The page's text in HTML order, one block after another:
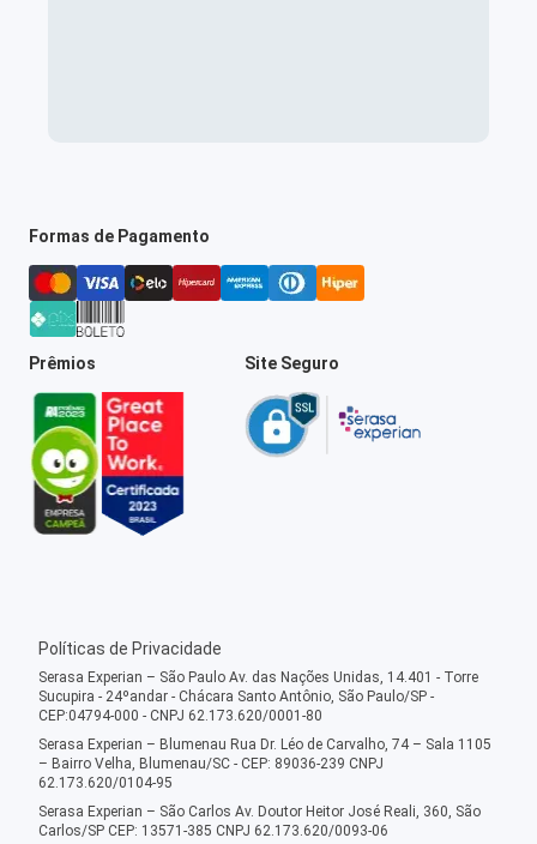
Formas de Pagamento
Prêmios Site Seguro
Políticas de Privacidade
Serasa Experian – São Paulo Av. das Nações Unidas, 14.401 - Torre
Sucupira - 24ºandar - Chácara Santo Antônio, São Paulo/SP -
CEP:04794-000 - CNPJ 62.173.620/0001-80
Serasa Experian – Blumenau Rua Dr. Léo de Carvalho, 74 – Sala 1105
– Bairro Velha, Blumenau/SC - CEP: 89036-239 CNPJ
62.173.620/0104-95
Serasa Experian – São Carlos Av. Doutor Heitor José Reali, 360, São
Carlos/SP CEP: 13571-385 CNPJ 62.173.620/0093-06